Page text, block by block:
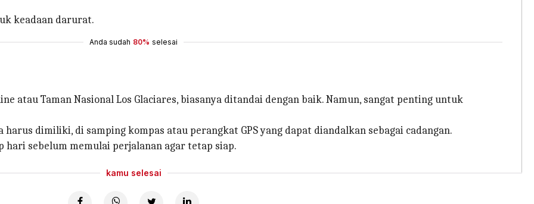
keadaan darurat.
Anda sudah 80% selesai
atau Taman Nasional Los Glaciares, biasanya ditandai dengan baik. Namun, sangat penting untuk
dimiliki, di samping kompas atau perangkat GPS yang dapat diandalkan sebagai cadangan.
hari sebelum memulai perjalanan agar tetap siap.
kamu selesai